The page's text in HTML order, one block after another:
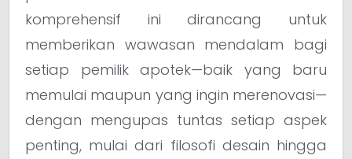
komprehensif ini dirancang untuk
memberikan wawasan mendalam bagi
setiap pemilik apotek—baik yang baru
memulai maupun yang ingin merenovasi—
dengan mengupas tuntas setiap aspek
penting, mulai dari filosofi desain hingga